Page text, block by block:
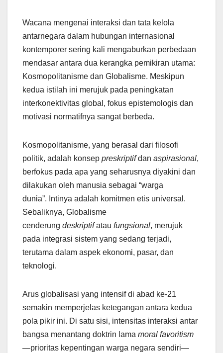
Wacana mengenai interaksi dan tata kelola
antarnegara dalam hubungan internasional
kontemporer sering kali mengaburkan perbedaan
mendasar antara dua kerangka pemikiran utama:
Kosmopolitanisme dan Globalisme. Meskipun
kedua istilah ini merujuk pada peningkatan
interkonektivitas global, fokus epistemologis dan
motivasi normatifnya sangat berbeda.
Kosmopolitanisme, yang berasal dari filosofi
politik, adalah konsep preskriptifdan aspirasional,
berfokus pada apa yang seharusnya diyakini dan
dilakukan oleh manusia sebagai “warga
dunia”. Intinya adalah komitmen etis universal.
Sebaliknya, Globalisme
cenderung deskriptifatau fungsional, merujuk
pada integrasi sistem yang sedang terjadi,
terutama dalam aspek ekonomi, pasar, dan
teknologi.
Arus globalisasi yang intensif di abad ke-21
semakin memperjelas ketegangan antara kedua
pola pikir ini. Di satu sisi, intensitas interaksi antar
bangsa menantang doktrin lama moral favoritism
—prioritas kepentingan warga negara sendiri—